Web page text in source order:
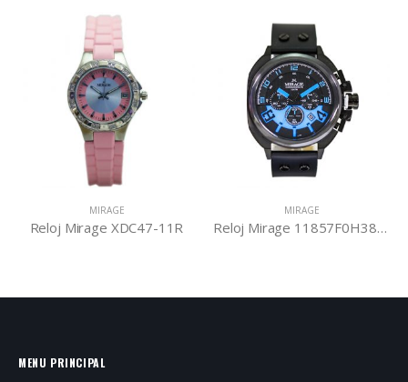
MIRAGE
Reloj Mirage XDC47-11R
MIRAGE
Reloj Mirage 11857F0H387B
MENU PRINCIPAL